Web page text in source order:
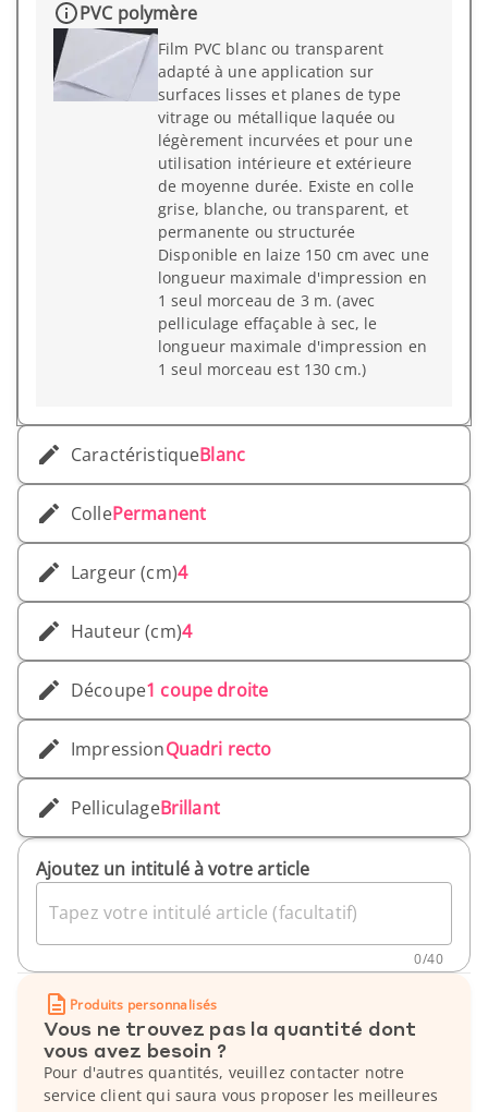
PVC polymère
Film PVC blanc ou transparent
adapté à une application sur
surfaces lisses et planes de type
vitrage ou métallique laquée ou
légèrement incurvées et pour une
utilisation intérieure et extérieure
de moyenne durée. Existe en colle
grise, blanche, ou transparent, et
permanente ou structurée
Disponible en laize 150 cm avec une
longueur maximale d'impression en
1 seul morceau de 3 m. (avec
pelliculage effaçable à sec, le
longueur maximale d'impression en
1 seul morceau est 130 cm.)
CaractéristiqueBlanc
CollePermanent
Largeur (cm)4
Hauteur (cm)4
Découpe1 coupe droite
ImpressionQuadri recto
PelliculageBrillant
Ajoutez un intitulé à votre article
Tapez votre intitulé article (facultatif)
0/40
Produits personnalisés
Vous ne trouvez pas la quantité dont
vous avez besoin ?
Pour d'autres quantités, veuillez contacter notre
service client qui saura vous proposer les meilleures